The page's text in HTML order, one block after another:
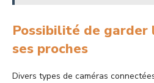
Possibilité de garder
ses proches
Divers types de caméras